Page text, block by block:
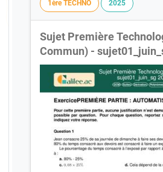
1ère TECHNO 2025
Sujet Première
Commun) -
Corrigé & Analyse